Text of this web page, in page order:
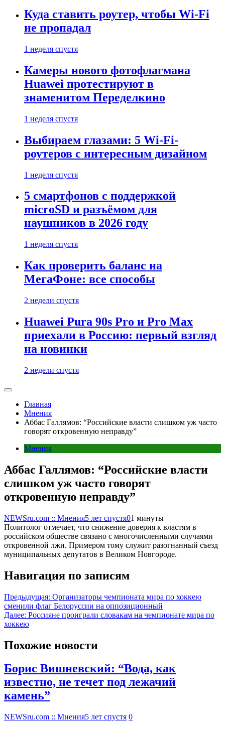
Куда ставить роутер, чтобы Wi-Fi
не пропадал
1 неделя спустя
Камеры нового фотофлагмана
Huawei протестируют в
знаменитом Переделкино
1 неделя спустя
Выбираем глазами: 5 Wi-Fi-
роутеров с интересным дизайном
1 неделя спустя
5 смартфонов с поддержкой
microSD и разъёмом для
наушников в 2026 году
1 неделя спустя
Как проверить баланс на
МегаФоне: все способы
2 недели спустя
Huawei Pura 90s Pro и Pro Max
приехали в Россию: первый взгляд
на новинки
2 недели спустя
Главная
Мнения
Аббас Галлямов: “Российские власти слишком уж часто
говорят откровенную неправду”
Мнения
Аббас Галлямов: “Российские власти
слишком уж часто говорят
откровенную неправду”
NEWSru.com :: Мнения5 лет спустя01 минуты
Политолог отмечает, что снижение доверия к властям в
российском обществе связано с многочисленными случаями
откровенной лжи. Примером тому служит разогнанный съезд
муниципальных депутатов в Великом Новгороде.
Навигация по записям
Предыдущая: Организаторы чемпионата мира по хоккею
сменили флаг Белоруссии на оппозиционный
Далее: Россияне проиграли словакам на чемпионате мира по
хоккею
Похожие новости
Борис Вишневский: “Вода, как
известно, не течет под лежачий
камень”
NEWSru.com :: Мнения5 лет спустя 0